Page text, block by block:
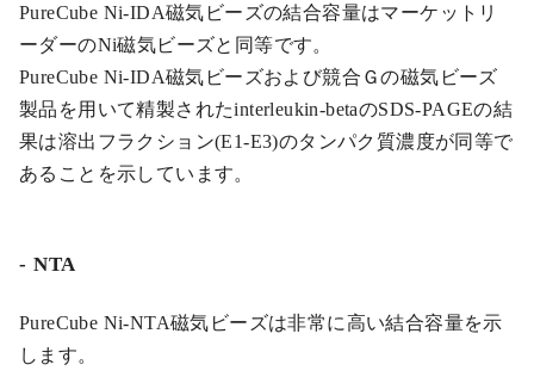
PureCube Ni-IDA磁気ビーズの結合容量はマーケットリ
ーダーのNi磁気ビーズと同等です。
PureCube Ni-IDA磁気ビーズおよび競合Ｇの磁気ビーズ
製品を用いて精製されたinterleukin-betaのSDS-PAGEの結
果は溶出フラクション(E1-E3)のタンパク質濃度が同等で
あることを示しています。
NTA
PureCube Ni-NTA磁気ビーズは非常に高い結合容量を示
します。